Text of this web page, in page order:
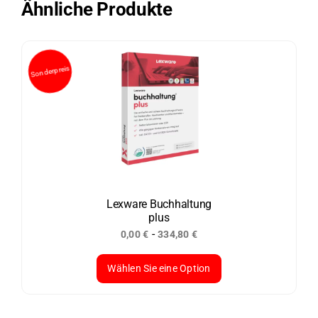
Ähnliche Produkte
Lexware Buchhaltung
plus
0,00€ -334,80 €
Wählen Sie eine Option